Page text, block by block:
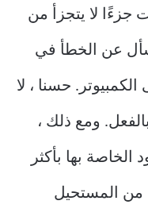
لا يتجزأ من
عن الخطأ في
حسنا ، لا
ومع ذلك ،
بها بأكثر
من المستحيل